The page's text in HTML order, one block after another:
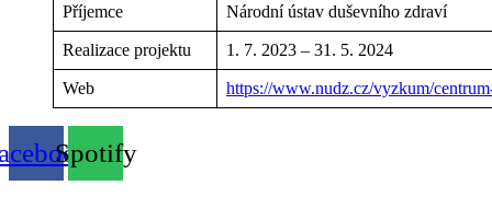
Příjemce Národní ústav duševního zdraví
Realizace projektu 1. 7. 2023 – 31. 5. 2024
Web https://www.nudz.cz/vyzkum/
Spotify